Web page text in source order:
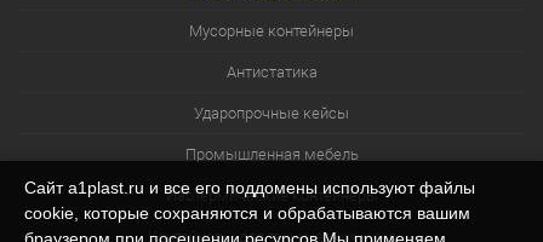
Мусорные контейнеры
Антистатика
Ударопрочные кейсы
Промышленная мебель
Изотермические контейнеры
Контейнеры для технических нужд
Сайт a1plast.ru и все его поддомены используют файлы
cookie, которые сохраняются и обрабатываются вашим